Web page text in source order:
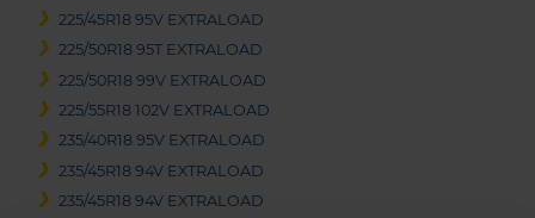
225/45R18 95V EXTRALOAD
225/50R18 95T EXTRALOAD
225/50R18 99V EXTRALOAD
225/55R18 102V EXTRALOAD
235/40R18 95V EXTRALOAD
235/45R18 94V EXTRALOAD
235/45R18 94V EXTRALOAD